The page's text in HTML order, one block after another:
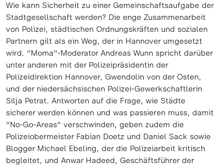
Wie kann Sicherheit zu einer Gemeinschaftsaufgabe der
Stadtgesellschaft werden? Die enge Zusammenarbeit
von Polizei, städtischen Ordnungskräften und sozialen
Partnern gilt als ein Weg, der in Hannover umgesetzt
wird. "Moma"-Moderator Andreas Wunn spricht darüber
unter anderen mit der Polizeipräsidentin der
Polizeidirektion Hannover, Gwendolin von der Osten,
und der niedersächsischen Polizei-Gewerkschaftlerin
Silja Petrat. Antworten auf die Frage, wie Städte
sicherer werden können und was passieren muss, damit
"No-Go-Areas" verschwinden, geben zudem die
Polizeiobermeister Fabian Doetz und Daniel Sack sowie
Blogger Michael Ebeling, der die Polizeiarbeit kritisch
begleitet, und Anwar Hadeed, Geschäftsführer der